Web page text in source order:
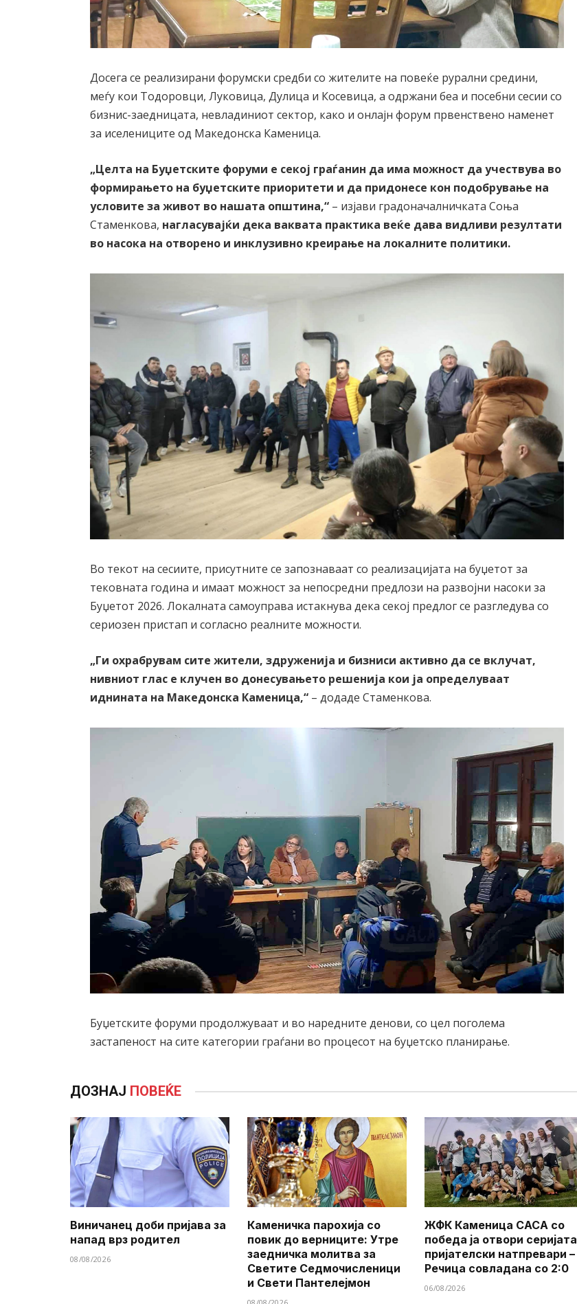
Досега се реализирани форумски средби со жителите на повеќе рурални средини,
меѓу кои Тодоровци, Луковица, Дулица и Косевица, а одржани беа и посебни сесии со
бизнис-заедницата, невладиниот сектор, како и онлајн форум првенствено наменет
за иселениците од Македонска Каменица.
„Целта на Буџетските форуми е секој граѓанин да има можност да учествува во
формирањето на буџетските приоритети и да придонесе кон подобрување на
условите за живот во нашата општина,“ – изјави градоначалничката Соња
Стаменкова, нагласувајќи дека ваквата практика веќе дава видливи резултати
во насока на отворено и инклузивно креирање на локалните политики.
Во текот на сесиите, присутните се запознаваат со реализацијата на буџетот за
тековната година и имаат можност за непосредни предлози на развојни насоки за
Буџетот 2026. Локалната самоуправа истакнува дека секој предлог се разгледува со
сериозен пристап и согласно реалните можности.
„Ги охрабрувам сите жители, здруженија и бизниси активно да се вклучат,
нивниот глас е клучен во донесувањето решенија кои ја определуваат
иднината на Македонска Каменица,“ – додаде Стаменкова.
Буџетските форуми продолжуваат и во наредните денови, со цел поголема
застапеност на сите категории граѓани во процесот на буџетско планирање.
ДОЗНАЈ ПОВЕЌЕ
Виничанец доби пријава за
напад врз родител
08/08/2026
Каменичка парохија со
повик до верниците: Утре
заедничка молитва за
Светите Седмочисленици
и Свети Пантелејмон
ЖФК Каменица САСА со
победа ја отвори серијата
пријателски натпревари –
Речица совладана со 2:0
06/08/2026